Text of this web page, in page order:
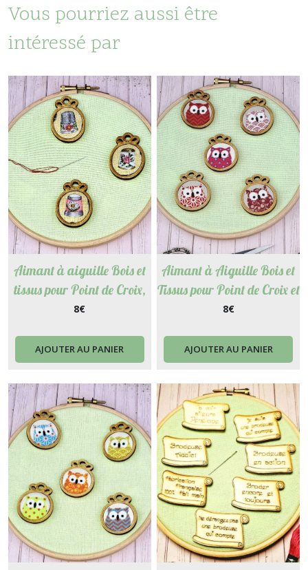
Vous pourriez aussi être
intéressé par
Aimant à aiguille Bois et
tissus pour Point de Croix,
Broderie, Canevas,
8€
AJOUTER AU PANIER
Aimant à Aiguille Bois et
Tissus pour Point de Croix et
Broderie - Chouette série 2
8€
AJOUTER AU PANIER